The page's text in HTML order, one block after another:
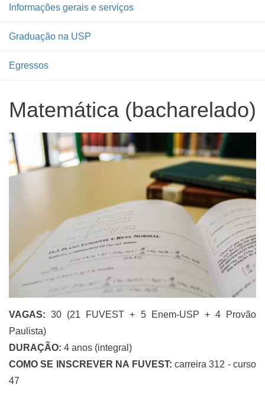
Informações gerais e serviços
Graduação na USP
Egressos
Matemática (bacharelado)
VAGAS: 30 (21 FUVEST + 5 Enem-USP + 4 Provão
Paulista)
DURAÇÃO: 4 anos (integral)
COMO SE INSCREVER NA FUVEST: carreira 312 - curso
47